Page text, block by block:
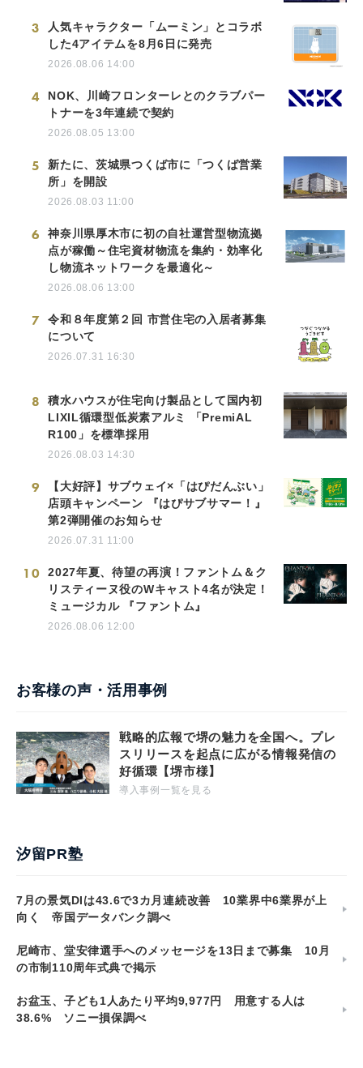
3
人気キャラクター「ムーミン」とコラボ
した4アイテムを8月6日に発売
2026.08.06 14:00
4
NOK、川崎フロンターレとのクラブパー
トナーを3年連続で契約
2026.08.05 13:00
5
新たに、茨城県つくば市に「つくば営業
所」を開設
2026.08.03 11:00
6
神奈川県厚木市に初の自社運営型物流拠
点が稼働～住宅資材物流を集約・効率化
し物流ネットワークを最適化～
2026.08.06 13:00
7
令和８年度第２回 市営住宅の入居者募集
について
2026.07.31 16:30
8
積水ハウスが住宅向け製品として国内初
LIXIL循環型低炭素アルミ 「PremiAL
R100」を標準採用
2026.08.03 14:30
9
【大好評】サブウェイ×「はぴだんぶい」
店頭キャンペーン 『はぴサブサマー！』
第2弾開催のお知らせ
2026.07.31 11:00
10
2027年夏、待望の再演！ファントム＆ク
リスティーヌ役のWキャスト4名が決定！
ミュージカル 『ファントム』
2026.08.06 12:00
お客様の声・活用事例
戦略的広報で堺の魅力を全国へ。プレ
スリリースを起点に広がる情報発信の
好循環【堺市様】
導入事例一覧を見る
汐留PR塾
7月の景気DIは43.6で3カ月連続改善 10業界中6業界が上
向く 帝国データバンク調べ
尼崎市、堂安律選手へのメッセージを13日まで募集 10月
の市制110周年式典で掲示
お盆玉、子ども1人あたり平均9,977円 用意する人は
38.6% ソニー損保調べ